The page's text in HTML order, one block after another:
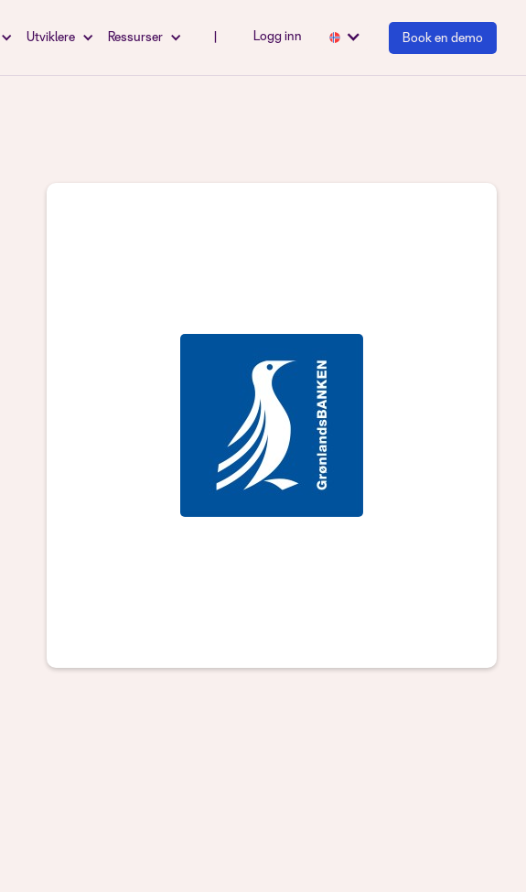
Utviklere Ressurser Logg inn Book en demo